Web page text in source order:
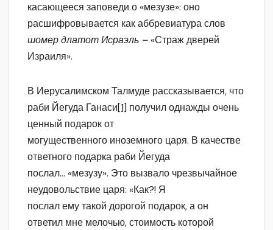
касающееся заповеди о «мезузе»: оно
расшифровывается как аббревиатура слов
шомер длатот Исраэль –«Страж дверей
Израиля».
В Иерусалимском Талмуде рассказывается, что
раби Йегуда Ганаси[1] получил однажды очень
ценный подарок от
могущественного иноземного царя. В качестве
ответного подарка раби Йегуда
послал… «мезузу». Это вызвало чрезвычайное
неудовольствие царя: «Как?! Я
послал ему такой дорогой подарок, а он
ответил мне мелочью, стоимость которой